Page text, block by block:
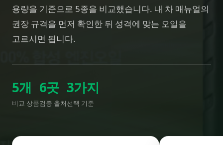
용량을 기준으로 5종을 비교했습니다. 내 차 매뉴얼의
권장 규격을 먼저 확인한 뒤 성격에 맞는 오일을
고르시면 됩니다.
5개
비교 상품
6곳
검증 출처
3가지
선택 기준